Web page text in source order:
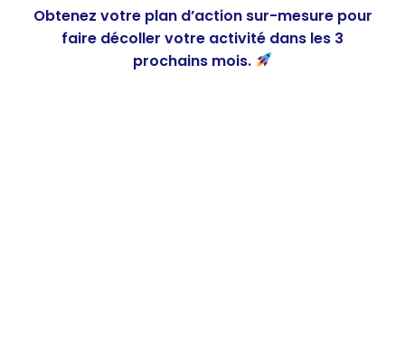
Obtenez votre plan d’action sur-mesure pour
faire décoller votre activité dans les 3
prochains mois.